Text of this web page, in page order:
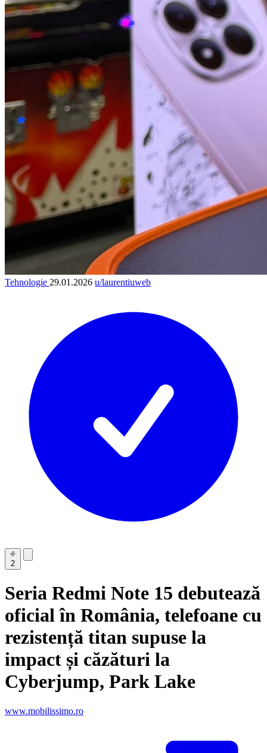
Tehnologie 29.01.2026 u/laurentiuweb
2
Seria Redmi Note 15 debutează
oficial în România, telefoane cu
rezistență titan supuse la
impact și căzături la
Cyberjump, Park Lake
www.mobilissimo.ro